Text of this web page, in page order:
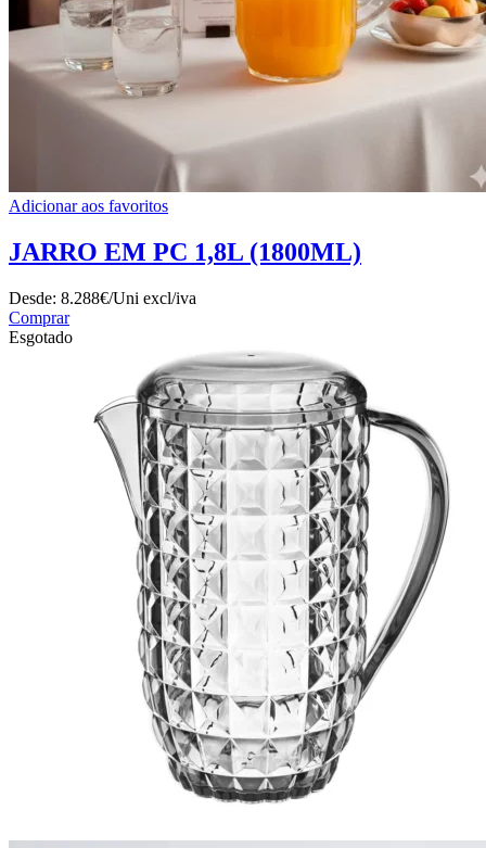
Adicionar aos favoritos
JARRO EM PC 1,8L (1800ML)
Desde: 8.288€/Uni excl/iva
Comprar
Esgotado